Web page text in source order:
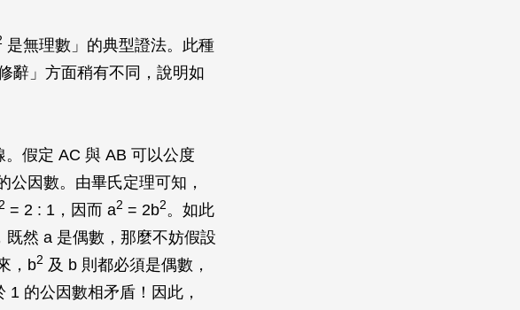
是無理數」的典型證法。此種
辭」方面稍有不同，說明如
。假定 AC 與 AB 可以公度
公因數。由畢氏定理可知，
= 2 : 1，因而 a2 = 2b2。如此
既然 a 是偶數，那麼不妨假設
， b2 及 b 則都必須是偶數，
1 的公因數相矛盾！因此，